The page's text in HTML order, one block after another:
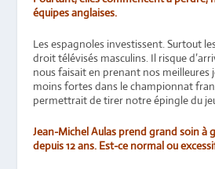
équipes anglaises.
Les espagnoles investissent. Surtout
droit télévisés masculins. Il risque
nous faisait en prenant nos meilleures
moins fortes dans le championnat
permettrait de tirer notre épingle du
Jean-Michel Aulas prend grand soin à
depuis 12 ans. Est-ce normal ou